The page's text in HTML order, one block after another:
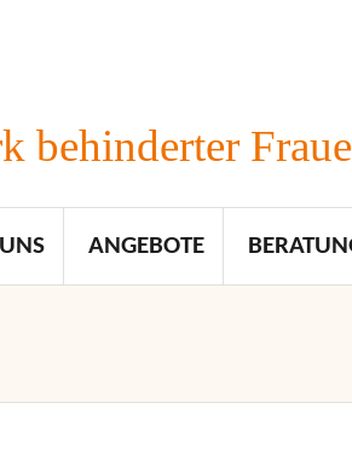
behinderter
ANGEBOTE